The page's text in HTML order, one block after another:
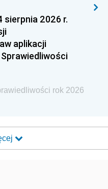
sierpnia 2026 r.
aplikacji
rok 2026